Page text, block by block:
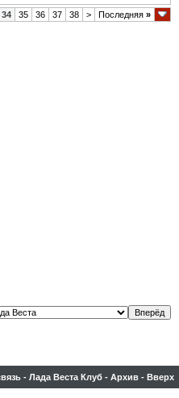
34 35 36 37 38 > Последняя »
- Лада Веста Клуб - Архив - Вверх